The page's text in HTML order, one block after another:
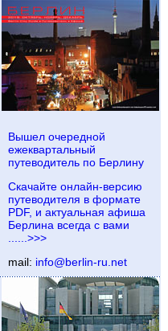
Вышел очередной
ежеквартальный
путеводитель по Берлину
Скачайте онлайн-версию
путеводителя в формате
PDF, и актуальная афиша
Берлина всегда с вами
......>>>
mail: info@berlin-ru.net